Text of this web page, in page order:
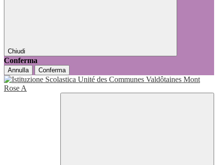
Chiudi
Conferma
Annulla Conferma